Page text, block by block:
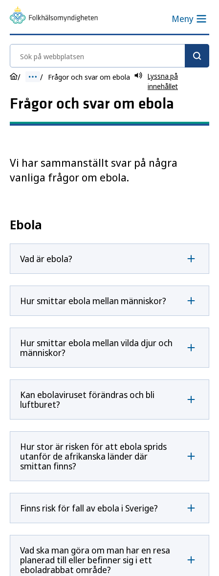
Meny
Sök på webbplatsen
Frågor och svar om ebola
Lyssna på
innehållet
Frågor och svar om ebola
Vi har sammanställt svar på några
vanliga frågor om ebola.
Ebola
Vad är ebola?
Hur smittar ebola mellan människor?
Hur smittar ebola mellan vilda djur och
människor?
Kan ebolaviruset förändras och bli
luftburet?
Hur stor är risken för att ebola sprids
utanför de afrikanska länder där
smittan finns?
Finns risk för fall av ebola i Sverige?
Vad ska man göra om man har en resa
planerad till eller befinner sig i ett
eboladrabbat område?